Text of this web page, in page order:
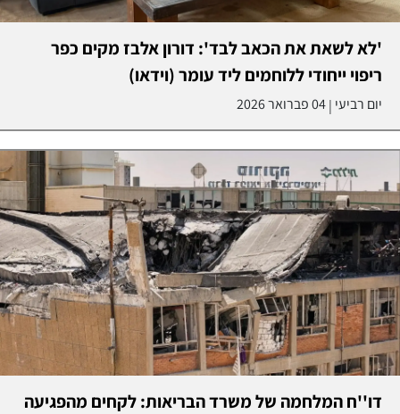
'לא לשאת את הכאב לבד': דורון אלבז מקים כפר
ריפוי ייחודי ללוחמים ליד עומר (וידאו)
יום רביעי |04 פברואר 2026
דו''ח המלחמה של משרד הבריאות: לקחים מהפגיעה